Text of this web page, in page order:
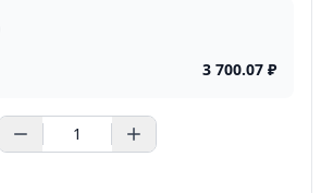
3 700.07 ₽